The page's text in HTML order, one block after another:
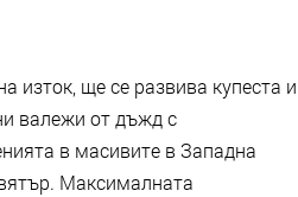
изток, ще се развива купеста и
валежи от дъжд с
в масивите в Западна
Максималната